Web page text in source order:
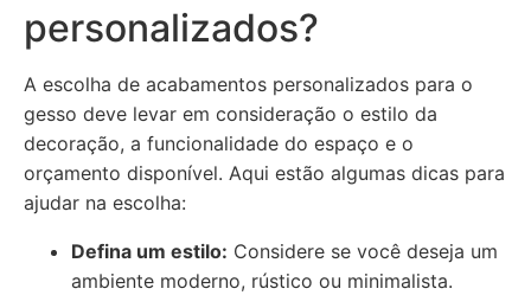
personalizados?
A escolha de acabamentos personalizados para o
gesso deve levar em consideração o estilo da
decoração, a funcionalidade do espaço e o
orçamento disponível. Aqui estão algumas dicas para
ajudar na escolha:
Defina um estilo: Considere se você deseja um
ambiente moderno, rústico ou minimalista.